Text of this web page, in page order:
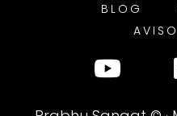
BLOG